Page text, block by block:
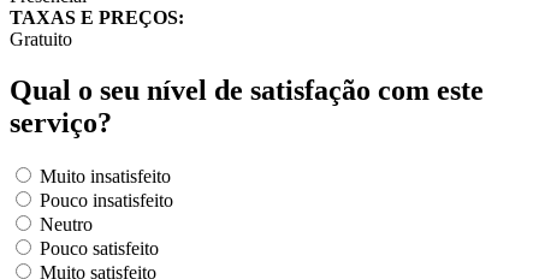
TAXAS E PREÇOS:
Gratuito
Qual o seu nível de satisfação com este
serviço?
Muito insatisfeito
Pouco insatisfeito
Neutro
Pouco satisfeito
Muito satisfeito